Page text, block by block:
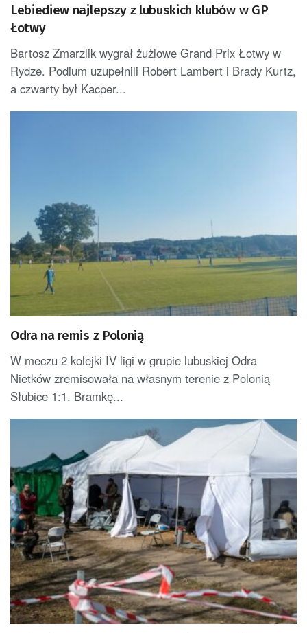
Lebiediew najlepszy z lubuskich klubów w GP
Łotwy
Bartosz Zmarzlik wygrał żużlowe Grand Prix Łotwy w
Rydze. Podium uzupełnili Robert Lambert i Brady Kurtz,
a czwarty był Kacper...
Odra na remis z Polonią
W meczu 2 kolejki IV ligi w grupie lubuskiej Odra
Nietków zremisowała na własnym terenie z Polonią
Słubice 1:1. Bramkę...